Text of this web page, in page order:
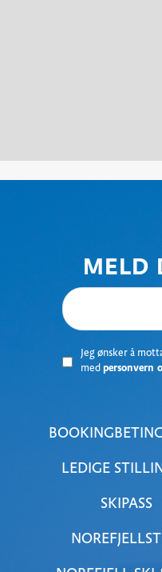
MELD
Jeg ønsker å
med personvern
LEDIGE
SKIPASS